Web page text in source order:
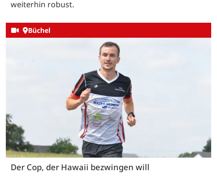
weiterhin robust.
Büchel
Der Cop, der Hawaii bezwingen will